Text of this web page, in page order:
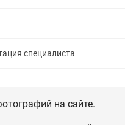
специалиста
на сайте.